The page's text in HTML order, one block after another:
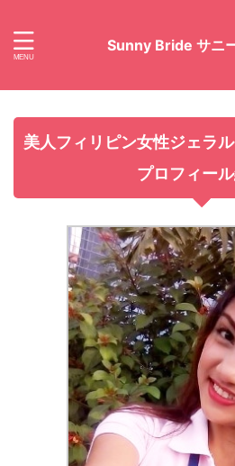
Sunny Bride サニ
美人フィリピン女性ジェラ
プロフィー